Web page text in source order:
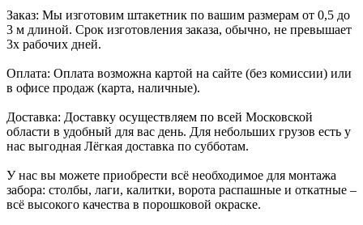
Заказ: Мы изготовим штакетник по вашим размерам от 0,5 до
3 м длиной. Срок изготовления заказа, обычно, не превышает
3х рабочих дней.
Оплата: Оплата возможна картой на сайте (без комиссии) или
в офисе продаж (карта, наличные).
Доставка: Доставку осуществляем по всей Московской
области в удобный для вас день. Для небольших грузов есть у
нас выгодная Лёгкая доставка по субботам.
У нас вы можете приобрести всё необходимое для монтажа
забора: столбы, лаги, калитки, ворота распашные и откатные –
всё высокого качества в порошковой окраске.